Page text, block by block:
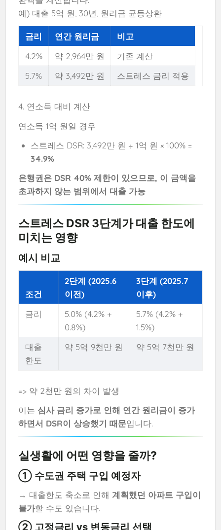
예) 대출 5억 원, 30년, 원리금 균등상환
금리 연간 원리금
비고
4.2%
약 2,964만 원
기존 계산
5.7%
약 3,492만 원 스트레스 금리 적용
4. 연소득 대비 계산
연소득 1억 원일 경우
스트레스 DSR: 3,492만 원 ÷ 1억 원 × 100% =
34.9%
은행권은 DSR 40% 제한이 있으므로, 이 금액을
초과하지 않는 범위에서 대출 가능
스트레스 DSR 3단계가 대출 한도에
미치는 영향
예시 비교
조건
2단계 (2025.6
이전)
3단계 (2025.7
이후)
금리
5.0% (4.2% +
0.8%)
5.7% (4.2% +
1.5%)
대출
한도
약 5억 9천만 원 약 5억 7천만 원
=> 약 2천만 원의 차이 발생
이는 심사 금리 증가로 인해 연간 원리금이 증가
하면서 DSR이 상승했기 때문입니다.
실생활에 어떤 영향을 줄까?
① 수도권 주택 구입 예정자
→ 대출한도 축소로 인해 계획했던 아파트 구입이
불가할 수도 있습니다.
② 고정금리 vs 변동금리 선택